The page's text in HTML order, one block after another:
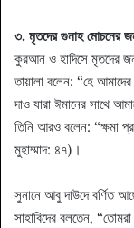
৩. মৃতদের গুনাহ মোচনের
কুরআন ও হাদিসে মৃতদের
তায়ালা বলেন: “হে
দাও যারা ঈমানের সাথে
তিনি আরও বলেন: “ক্ষমা
মুহাম্মাদ: ৪৭)।
সুনানে আবু দাউদে বর্ণিত
সাহাবিদের বলতেন,